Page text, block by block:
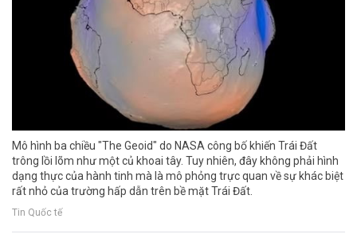
Mô hình ba chiều "The Geoid" do NASA công bố khiến Trái Đất
trông lồi lõm như một củ khoai tây. Tuy nhiên, đây không phải hình
dạng thực của hành tinh mà là mô phỏng trực quan về sự khác biệt
rất nhỏ của trường hấp dẫn trên bề mặt Trái Đất.
Tin Quốc tế